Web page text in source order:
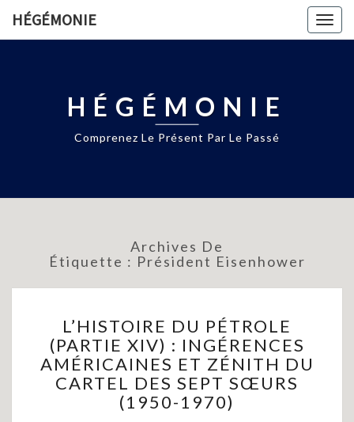
HÉGÉMONIE
HÉGÉMONIE
Comprenez Le Présent Par Le Passé
Archives De
Étiquette : Président Eisenhower
DU
PÉTROLE
(PARTIE
XIV)
INGÉRENCES
L’HISTOIRE DU PÉTROLE
(PARTIE XIV) : INGÉRENCES
AMÉRICAINES ET ZÉNITH DU
CARTEL DES SEPT SŒURS
(1950-1970)